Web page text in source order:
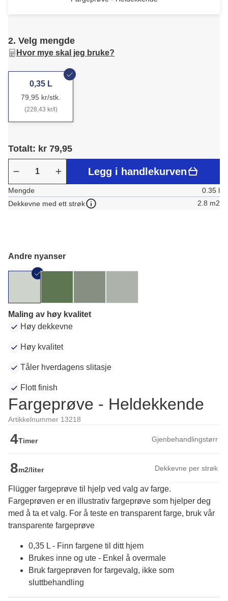
2. Velg mengde
Hvor mye skal jeg bruke?
0,35 L
79,95 kr/stk.
(228,43 kr/l)
Totalt: kr 79,95
Legg i handlekurven
Mengde
0.35 l
Dekkevne med ett strøk
2.8 m2
Andre nyanser
Maling av høy kvalitet
Høy dekkevne
Høy kvalitet
Tåler hverdagens slitasje
Flott finish
Fargeprøve - Heldekkende
Artikkelnummer 13218
4Timer Gjenbehandlingstørr
8m2/liter Dekkevne per strøk
Flügger fargeprøve til hjelp ved valg av farge.
Fargeprøven er en illustrativ fargeprøve som hjelper deg
med å ta et valg. For å teste en transparent farge, bruk vår
transparente fargeprøve
0,35 L - Finn fargene til ditt hjem
Brukes inne og ute - Enkel å overmale
Bruk fargeprøven for fargevalg, ikke som
sluttbehandling